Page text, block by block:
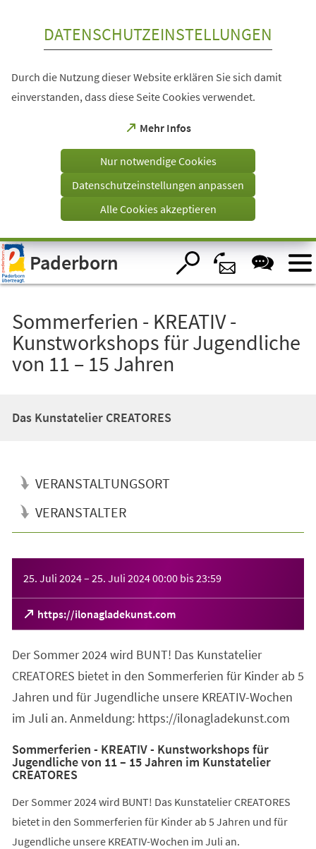
Visuelle
Assistenzsoftware
öffnen.
DATENSCHUTZEINSTELLUNGEN
Durch die Nutzung dieser Website erklären Sie sich damit
einverstanden, dass diese Seite Cookies verwendet.
Mehr Infos
(Öffnet
einem
Tab)
Nur notwendige Cookies
Datenschutzeinstellungen anpassen
Alle Cookies akzeptieren
Paderborn
Sommerferien - KREATIV -
Kunstworkshops für Jugendliche
von 11 – 15 Jahren
Das Kunstatelier CREATORES
VERANSTALTUNGSORT
VERANSTALTER
25. Juli 2024– 25. Juli 202400:00 bis23:59
https://ilonagladekunst.com
(Öffnet
in
neuen
Tab)
Der Sommer 2024 wird BUNT! Das Kunstatelier
CREATORES bietet in den Sommerferien für Kinder ab 5
Jahren und für Jugendliche unsere KREATIV-Wochen
im Juli an. Anmeldung: https://ilonagladekunst.com
Sommerferien - KREATIV - Kunstworkshops für
Jugendliche von 11 – 15 Jahren im Kunstatelier
CREATORES
Der Sommer 2024 wird BUNT! Das Kunstatelier CREATORES
bietet in den Sommerferien für Kinder ab 5 Jahren und für
Jugendliche unsere KREATIV-Wochen im Juli an.